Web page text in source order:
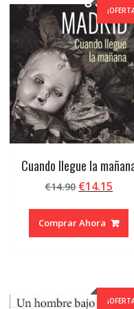
Cuando llegue la
€14.90 El
original
era:
€14.15
es:
Comprar Ahora